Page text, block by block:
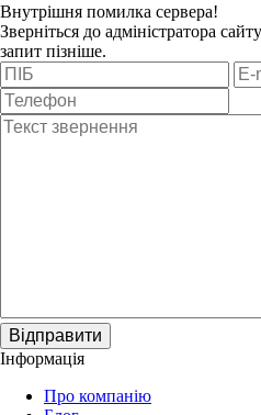
Внутрішня помилка сервера!
Зверніться до адміністратора
запит пізніше.
Відправити
Інформація
Про компанію